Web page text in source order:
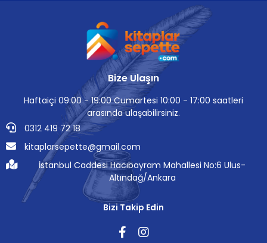
Bize Ulaşın
Haftaiçi 09:00 - 19:00 Cumartesi 10:00 - 17:00 saatleri
arasında ulaşabilirsiniz.
0312 419 72 18
kitaplarsepette@gmail.com
İstanbul Caddesi Hacıbayram Mahallesi No:6 Ulus-
Altındağ/Ankara
Bizi Takip Edin